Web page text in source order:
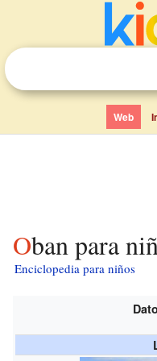
Web
Oban para
Enciclopedia para niños